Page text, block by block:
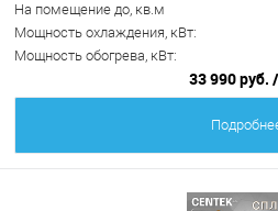
На помещение до, кв.м
Мощность охлаждения, кВт:
Мощность обогрева, кВт:
33 990 руб.